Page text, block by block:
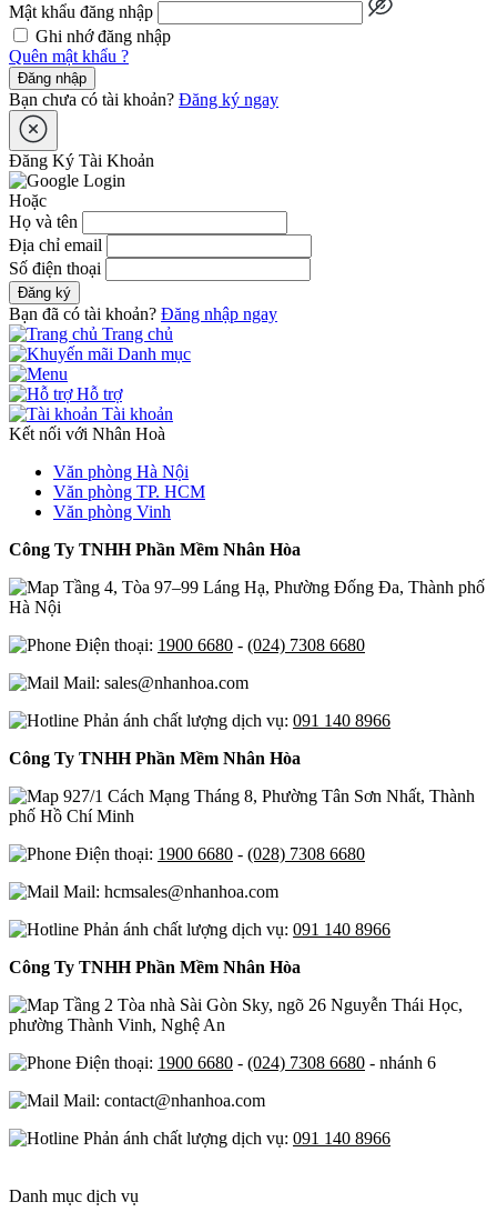
Mật khẩu đăng nhập
Ghi nhớ đăng nhập
Quên mật khẩu ?
Đăng nhập
Bạn chưa có tài khoản? Đăng ký ngay
Đăng Ký Tài Khoản
Hoặc
Họ và tên
Địa chỉ email
Số điện thoại
Đăng ký
Bạn đã có tài khoản? Đăng nhập ngay
Trang chủ
Danh mục
Hỗ trợ
Tài khoản
Kết nối với Nhân Hoà
Văn phòng Hà Nội
Văn phòng TP. HCM
Văn phòng Vinh
Công Ty TNHH Phần Mềm Nhân Hòa
Tầng 4, Tòa 97–99 Láng Hạ, Phường Đống Đa, Thành phố
Hà Nội
Điện thoại: 1900 6680 - (024) 7308 6680
Mail: sales@nhanhoa.com
Phản ánh chất lượng dịch vụ: 091 140 8966
Công Ty TNHH Phần Mềm Nhân Hòa
927/1 Cách Mạng Tháng 8, Phường Tân Sơn Nhất, Thành
phố Hồ Chí Minh
Điện thoại: 1900 6680 - (028) 7308 6680
Mail: hcmsales@nhanhoa.com
Phản ánh chất lượng dịch vụ: 091 140 8966
Công Ty TNHH Phần Mềm Nhân Hòa
Tầng 2 Tòa nhà Sài Gòn Sky, ngõ 26 Nguyễn Thái Học,
phường Thành Vinh, Nghệ An
Điện thoại: 1900 6680 - (024) 7308 6680 - nhánh 6
Mail: contact@nhanhoa.com
Phản ánh chất lượng dịch vụ: 091 140 8966
Danh mục dịch vụ